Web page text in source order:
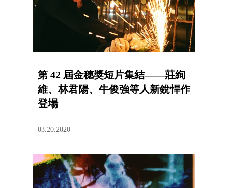
第 42 屆金穗獎短片集結——莊絢
維、林君陽、牛俊強等人新銳悍作
登場
03.20.2020